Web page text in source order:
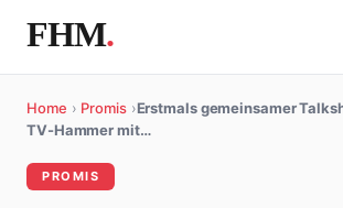
FHM.
Home › Promis ›Erstmals gemeinsamer
TV-Hammer mit…
PROMIS